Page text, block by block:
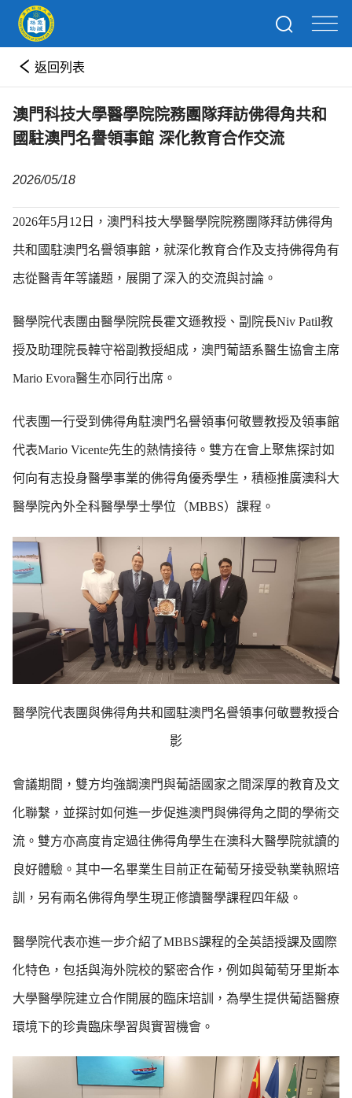
返回列表
澳門科技大學醫學院院務團隊拜訪佛得角共和
國駐澳門名譽領事館 深化教育合作交流
2026/05/18
2026年5月12日，澳門科技大學醫學院院務團隊拜訪佛得角
共和國駐澳門名譽領事館，就深化教育合作及支持佛得角有
志從醫青年等議題，展開了深入的交流與討論。
醫學院代表團由醫學院院長霍文遜教授、副院長Niv Patil教
授及助理院長韓守裕副教授組成，澳門葡語系醫生協會主席
Mario Evora醫生亦同行出席。
代表團一行受到佛得角駐澳門名譽領事何敬豐教授及領事館
代表Mario Vicente先生的熱情接待。雙方在會上聚焦探討如
何向有志投身醫學事業的佛得角優秀學生，積極推廣澳科大
醫學院內外全科醫學學士學位（MBBS）課程。
醫學院代表團與佛得角共和國駐澳門名譽領事何敬豐教授合
影
會議期間，雙方均強調澳門與葡語國家之間深厚的教育及文
化聯繫，並探討如何進一步促進澳門與佛得角之間的學術交
流。雙方亦高度肯定過往佛得角學生在澳科大醫學院就讀的
良好體驗。其中一名畢業生目前正在葡萄牙接受執業執照培
訓，另有兩名佛得角學生現正修讀醫學課程四年級。
醫學院代表亦進一步介紹了MBBS課程的全英語授課及國際
化特色，包括與海外院校的緊密合作，例如與葡萄牙里斯本
大學醫學院建立合作開展的臨床培訓，為學生提供葡語醫療
環境下的珍貴臨床學習與實習機會。